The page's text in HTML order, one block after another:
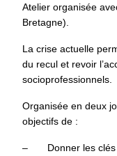
Atelier organisée
Bretagne).
La crise actuelle
du recul et revoir
socioprofessionnels.
Organisée en deux
objectifs de :
– Donner les clés